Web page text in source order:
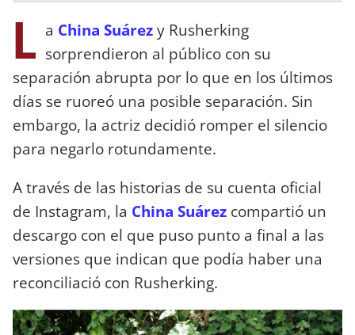
L a China Suárezy Rusherking
sorprendieron al público con su
separación abrupta por lo que en los últimos
días se ruoreó una posible separación. Sin
embargo, la actriz decidió romper el silencio
para negarlo rotundamente.
A través de las historias de su cuenta oficial
de Instagram, la China Suárez compartió un
descargo con el que puso punto a final a las
versiones que indican que podía haber una
reconciliació con Rusherking.